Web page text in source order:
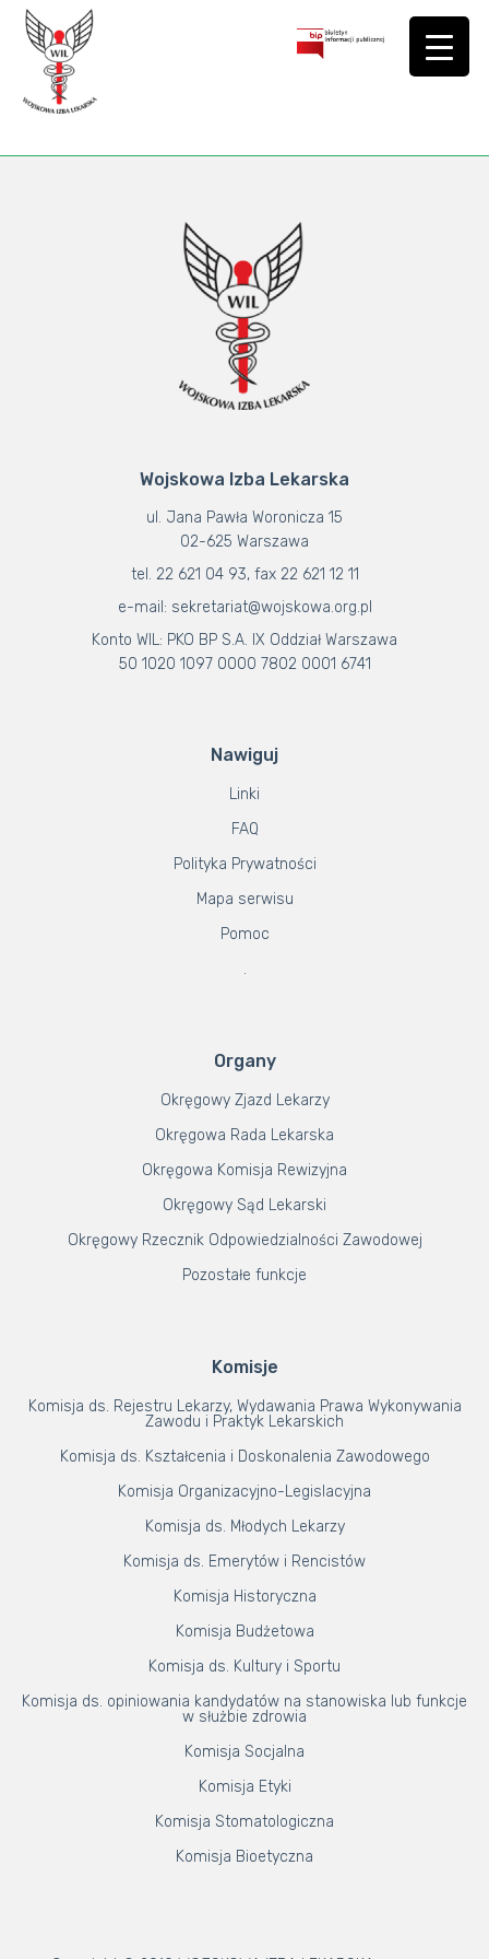
Wojskowa Izba Lekarska
ul. Jana Pawła Woronicza 15
02-625 Warszawa
tel. 22 621 04 93, fax 22 621 12 11
e-mail: sekretariat@wojskowa.org.pl
Konto WIL: PKO BP S.A. IX Oddział Warszawa
50 1020 1097 0000 7802 0001 6741
Nawiguj
Linki
FAQ
Polityka Prywatności
Mapa serwisu
Pomoc
.
Organy
Okręgowy Zjazd Lekarzy
Okręgowa Rada Lekarska
Okręgowa Komisja Rewizyjna
Okręgowy Sąd Lekarski
Okręgowy Rzecznik Odpowiedzialności Zawodowej
Pozostałe funkcje
Komisje
Komisja ds. Rejestru Lekarzy, Wydawania Prawa Wykonywania
Zawodu i Praktyk Lekarskich
Komisja ds. Kształcenia i Doskonalenia Zawodowego
Komisja Organizacyjno-Legislacyjna
Komisja ds. Młodych Lekarzy
Komisja ds. Emerytów i Rencistów
Komisja Historyczna
Komisja Budżetowa
Komisja ds. Kultury i Sportu
Komisja ds. opiniowania kandydatów na stanowiska lub funkcje
w służbie zdrowia
Komisja Socjalna
Komisja Etyki
Komisja Stomatologiczna
Komisja Bioetyczna